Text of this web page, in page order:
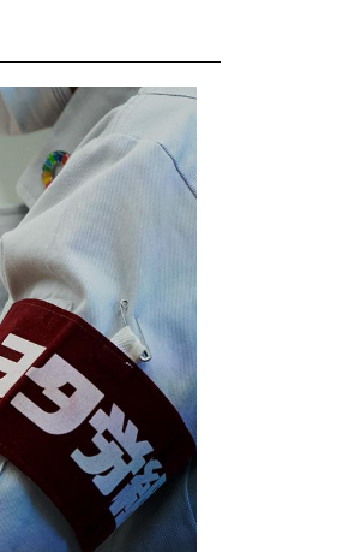
ムズニュース
イムズビジネス
イムズスポーツ
イムズPodcast